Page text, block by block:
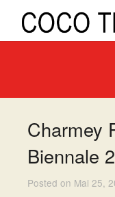
Charmey
Biennale
Posted on Mai 25,